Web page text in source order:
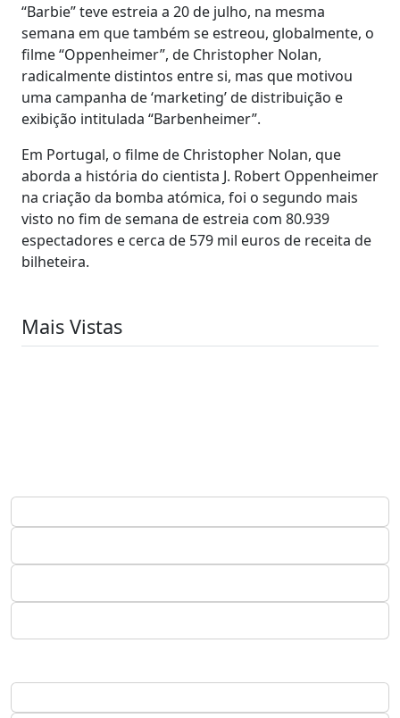
“Barbie” teve estreia a 20 de julho, na mesma
semana em que também se estreou, globalmente, o
filme “Oppenheimer”, de Christopher Nolan,
radicalmente distintos entre si, mas que motivou
uma campanha de ‘marketing’ de distribuição e
exibição intitulada “Barbenheimer”.
Em Portugal, o filme de Christopher Nolan, que
aborda a história do cientista J. Robert Oppenheimer
na criação da bomba atómica, foi o segundo mais
visto no fim de semana de estreia com 80.939
espectadores e cerca de 579 mil euros de receita de
bilheteira.
Mais Vistas